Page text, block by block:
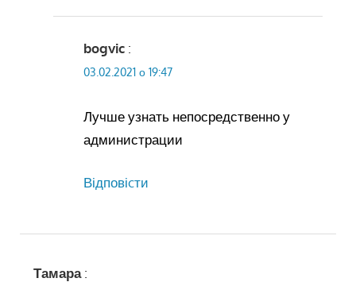
bogvic :
03.02.2021 о 19:47
Лучше узнать непосредственно у
администрации
Відповіcти
Тамара :